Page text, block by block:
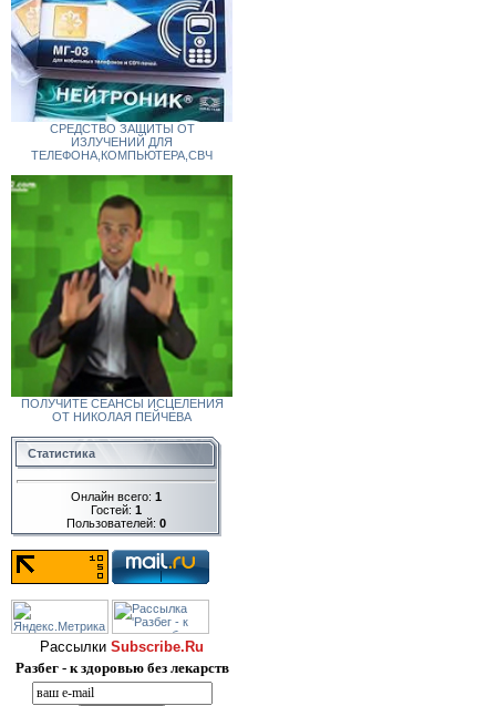
СРЕДСТВО ЗАЩИТЫ ОТ
ИЗЛУЧЕНИЙ ДЛЯ
ТЕЛЕФОНА,КОМПЬЮТЕРА,СВЧ
ПОЛУЧИТЕ СЕАНСЫ ИСЦЕЛЕНИЯ
ОТ НИКОЛАЯ ПЕЙЧЕВА
Статистика
Онлайн всего: 1
Гостей: 1
Пользователей: 0
Рассылки Subscribe.Ru
Разбег - к здоровью без лекарств